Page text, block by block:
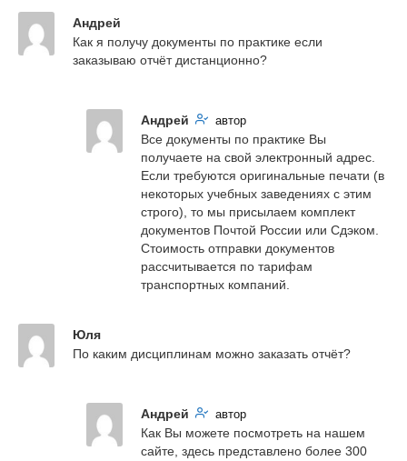
Андрей
Как я получу документы по практике если
заказываю отчёт дистанционно?
Андрей автор
Все документы по практике Вы
получаете на свой электронный адрес.
Если требуются оригинальные печати (в
некоторых учебных заведениях с этим
строго), то мы присылаем комплект
документов Почтой России или Сдэком.
Стоимость отправки документов
рассчитывается по тарифам
транспортных компаний.
Юля
По каким дисциплинам можно заказать отчёт?
Андрей автор
Как Вы можете посмотреть на нашем
сайте, здесь представлено более 300